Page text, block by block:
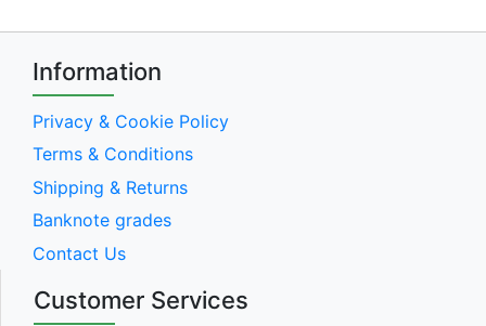
Information
Privacy & Cookie Policy
Terms & Conditions
Shipping & Returns
Banknote grades
Contact Us
Customer Services